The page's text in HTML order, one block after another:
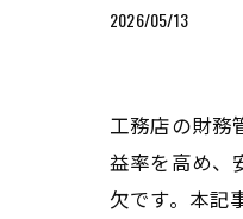
2026/05/13
工務店の財務
益率を高め、
欠です。本記